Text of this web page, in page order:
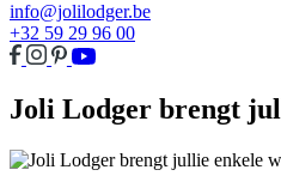
info@jolilodger.be
+32 59 29 96 00
Joli Lodger brengt